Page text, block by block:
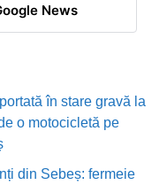
News
în stare gravă la
o motocicletă pe
din Sebeș: fermeie